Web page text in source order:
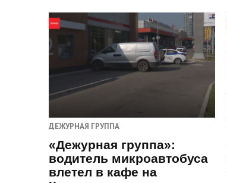
ДЕЖУРНАЯ ГРУППА
«Дежурная группа»:
водитель микроавтобуса
влетел в кафе на